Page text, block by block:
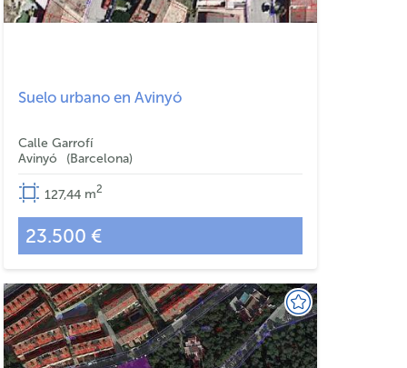
Suelo urbano en Avinyó
Calle Garrofí
Avinyó
Barcelona
127,44 m2
23.500 €